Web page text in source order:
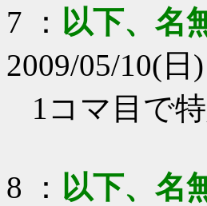
7 ： 以下、名
2009/05/10(日
1コマ目で
8 ： 以下、名